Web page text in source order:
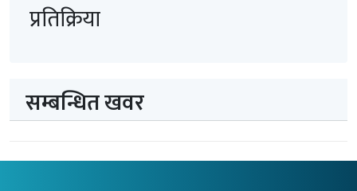
प्रतिक्रिया
सम्बन्धित खवर